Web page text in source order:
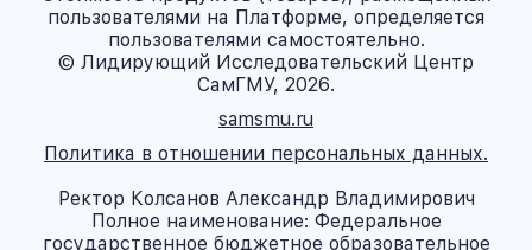
пользователями на Платформе, определяется
пользователями самостоятельно.
© Лидирующий Исследовательский Центр
СамГМУ, 2026.
samsmu.ru
Политика в отношении персональных данных.
Ректор Колсанов Александр Владимирович
Полное наименование: Федеральное
государственное бюджетное образовательное